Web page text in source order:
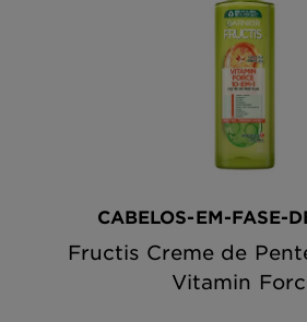
CABELOS-EM-FASE-
Fructis Creme de
Vitamin